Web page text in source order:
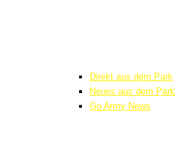
Direkt aus dem Park
Neues aus dem Park
Go Army News